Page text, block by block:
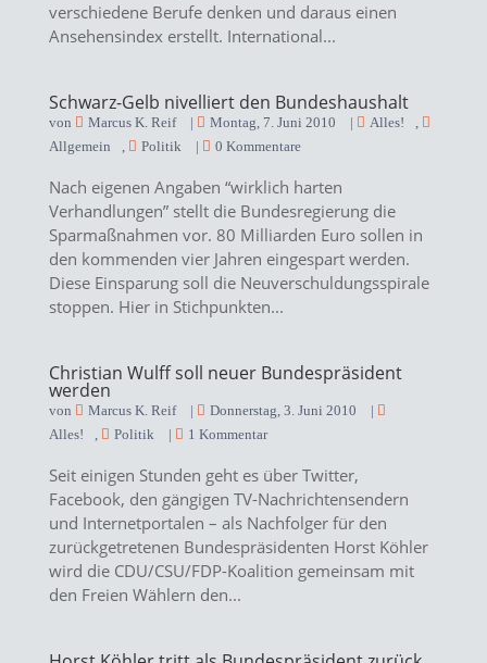
verschiedene Berufe denken und daraus einen
Ansehensindex erstellt. International...
Schwarz-Gelb nivelliert den Bundeshaushalt
von Marcus K. Reif | Montag, 7. Juni 2010 | Alles!
,
Allgemein
, Politik | 0 Kommentare
Nach eigenen Angaben “wirklich harten
Verhandlungen” stellt die Bundesregierung die
Sparmaßnahmen vor. 80 Milliarden Euro sollen in
den kommenden vier Jahren eingespart werden.
Diese Einsparung soll die Neuverschuldungsspirale
stoppen. Hier in Stichpunkten...
Christian Wulff soll neuer Bundespräsident
werden
von Marcus K. Reif | Donnerstag, 3. Juni 2010
|
Alles!
, Politik | 1 Kommentar
Seit einigen Stunden geht es über Twitter,
Facebook, den gängigen TV-Nachrichtensendern
und Internetportalen – als Nachfolger für den
zurückgetretenen Bundespräsidenten Horst Köhler
wird die CDU/CSU/FDP-Koalition gemeinsam mit
den Freien Wählern den...